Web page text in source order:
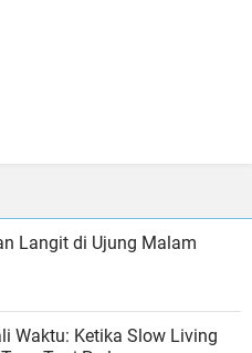
Langit di Ujung Malam
Waktu: Ketika Slow Living